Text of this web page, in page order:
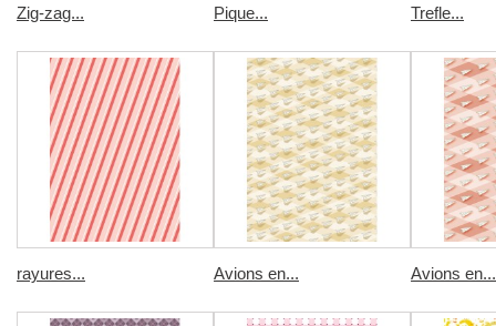
Zig-zag... Pique... Trefle...
rayures... Avions en... Avions en...